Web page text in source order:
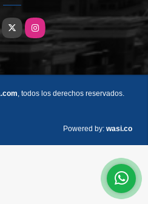
X Instagram
, todos los derechos reservados.
Powered by: wasi.co